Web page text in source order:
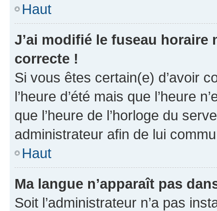
Haut
J’ai modifié le fuseau horaire
correcte !
Si vous êtes certain(e) d’avoir
l’heure d’été mais que l’heure
que l’heure de l’horloge du
administrateur afin de lui
Haut
Ma langue n’apparaît pas
Soit l’administrateur n’a pas